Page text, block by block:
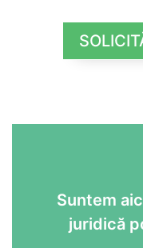
Suntem
juridică